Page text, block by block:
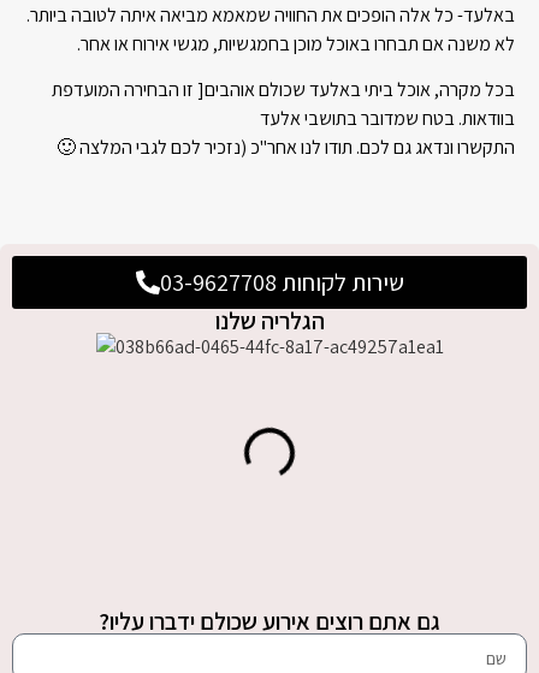
שירות לקוחות 03-9627708
הגלריה שלנו
גם אתם רוצים אירוע שכולם ידברו עליו?
באלעד- כל אלה הופכים את החוויה שמאמא מביאה איתה לטובה ביותר.
לא משנה אם תבחרו באוכל מוכן בחמגשיות, מגשי אירוח או אחר.
בכל מקרה, אוכל ביתי באלעד שכולם אוהבים[ זו הבחירה המועדפת
בוודאות. בטח שמדובר בתושבי אלעד
התקשרו ונדאג גם לכם. תודו לנו אחר"כ (נזכיר לכם לגבי המלצה 🙂